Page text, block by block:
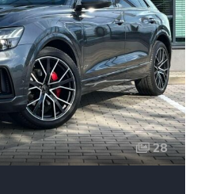
28